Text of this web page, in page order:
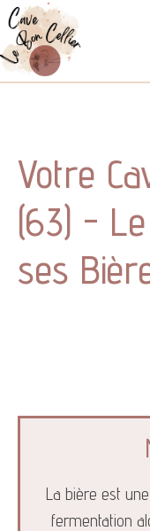
Votre
(63) -
ses
La bière est
fermentation